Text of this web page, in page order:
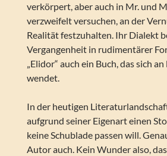
verkörpert, aber auch in Mr. und
verzweifelt versuchen, an der
Realität festzuhalten. Ihr Dialekt
Vergangenheit in rudimentärer
„Elidor“ auch ein Buch, das sich
wendet.
In der heutigen
aufgrund seiner Eigenart einen
keine Schublade passen will.
Autor auch. Kein Wunder also,